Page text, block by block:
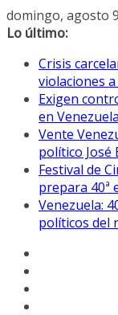
Saltar
al
domingo, agosto
Lo último:
Crisis
violaciones
Exigen
en Venezuela
Vente
político José
Festival de
prepara 40ª
Venezuela:
políticos del